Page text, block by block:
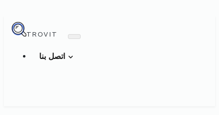
TROVIT